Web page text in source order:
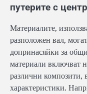
путерите с
Материалите,
разположен вал,
допринасяйки за
материали включват
различни композити,
характеристики.